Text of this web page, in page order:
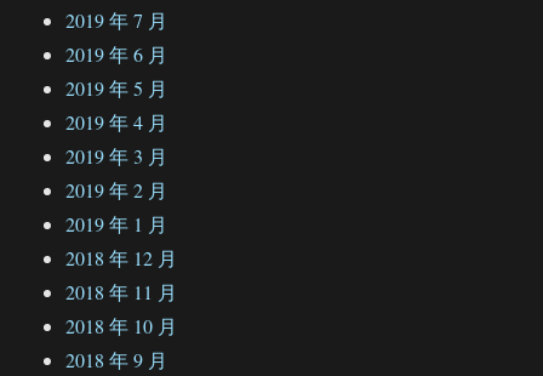
2019 年 7 月
2019 年 6 月
2019 年 5 月
2019 年 4 月
2019 年 3 月
2019 年 2 月
2019 年 1 月
2018 年 12 月
2018 年 11 月
2018 年 10 月
2018 年 9 月